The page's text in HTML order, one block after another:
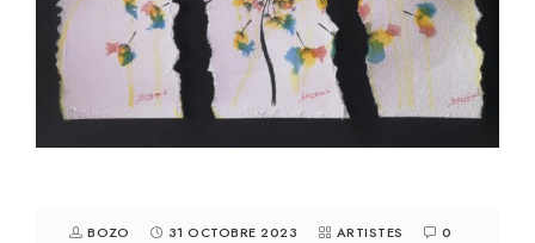
BOZO 31 OCTOBRE 2023 ARTISTES 0